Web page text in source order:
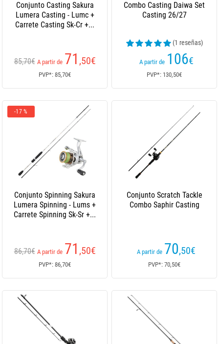
Conjunto Casting Sakura
Lumera Casting - Lumc +
Carrete Casting Sk-Cr +...
85,70€ A partir de 71 ,50€
PVP*: 85,70€
Combo Casting Daiwa Set
Casting 26/27
(1 reseñas)
A partir de 106€
PVP*: 130,50€
-17 %
Conjunto Spinning Sakura
Lumera Spinning - Lums +
Carrete Spinning Sk-Sr +...
86,70€ A partir de 71 ,50€
PVP*: 86,70€
Conjunto Scratch Tackle
Combo Saphir Casting
A partir de 70,50€
PVP*: 70,50€